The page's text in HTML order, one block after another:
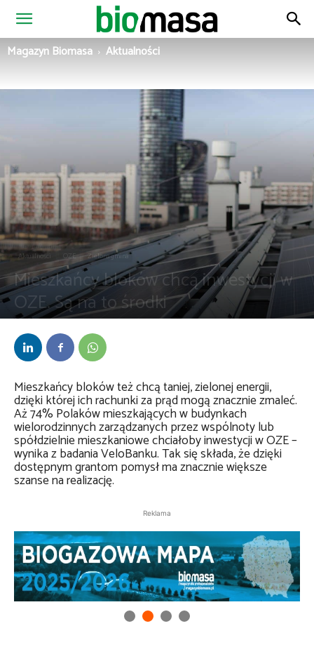
Magazyn
Magazyn Biomasa Aktualności
Aktualności OZE Zielona gmina
Mieszkańcy bloków chcą inwestycji w
OZE. Są na to środki
Mieszkańcy bloków też chcą taniej, zielonej energii,
dzięki której ich rachunki za prąd mogą znacznie zmaleć.
Aż 74% Polaków mieszkających w budynkach
wielorodzinnych zarządzanych przez wspólnoty lub
spółdzielnie mieszkaniowe chciałoby inwestycji w OZE –
wynika z badania VeloBanku. Tak się składa, że dzięki
dostępnym grantom pomysł ma znacznie większe
szanse na realizację.
Reklama